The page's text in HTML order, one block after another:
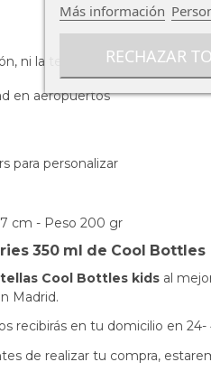
ni la temperatura
en aeropuertos
para personalizar
cm - Peso 200 gr
350 ml de Cool Bottles
Cool Bottles kids al
Madrid.
recibirás en tu domicilio en
de realizar tu compra,
Más información
RECHAZAR